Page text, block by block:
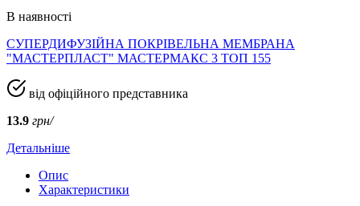
В наявності
СУПЕРДИФУЗІЙНА ПОКРІВЕЛЬНА МЕМБРАНА
"МАСТЕРПЛАСТ" МАСТЕРМАКС 3 ТОП 155
від офіційного представника
13.9 грн/
Детальніше
Опис
Характеристики